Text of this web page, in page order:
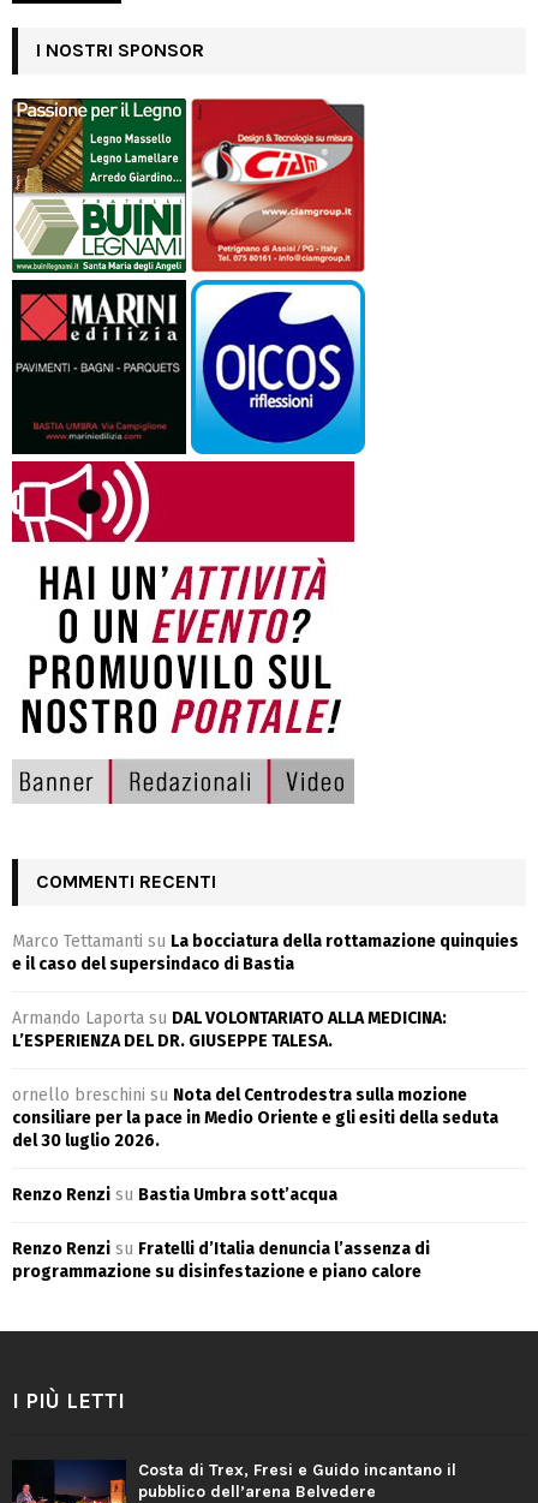
I NOSTRI SPONSOR
COMMENTI RECENTI
Marco Tettamanti su La bocciatura della rottamazione quinquies
e il caso del supersindaco di Bastia
Armando Laporta su DAL VOLONTARIATO ALLA MEDICINA:
L’ESPERIENZA DEL DR. GIUSEPPE TALESA.
ornello breschini su Nota del Centrodestra sulla mozione
consiliare per la pace in Medio Oriente e gli esiti della seduta
del 30 luglio 2026.
Renzo Renzi su Bastia Umbra sott’acqua
Renzo Renzi su Fratelli d’Italia denuncia l’assenza di
programmazione su disinfestazione e piano calore
I PIÙ LETTI
Costa di Trex, Fresi e Guido incantano il
pubblico dell’arena Belvedere